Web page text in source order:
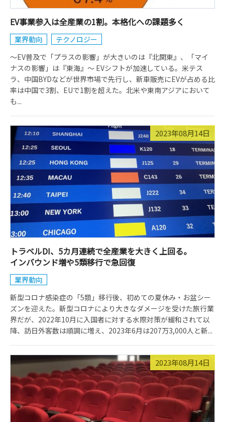
EV事業参入は全産業の1割。本格化への課題多く
業界動向
テクノロジー
～EV普及で「プラスの影響」が大きいのは『北関東』、「マイ
ナスの影響」は『東海』～ EVシフトが加速している。米テス
ラ、中国BYDなどが世界市場で先行し、新車販売にEVが占める比
率は中国で3割、EUで1割を超えた。北米や東南アジアにおいて
も...
2023年08月14日
トラベルDI、5カ月連続で全産業を大きく上回る。
インバウンド増や5類移行で急回復
業界動向
新型コロナ感染症の「5類」移行後、初めての夏休み・お盆シー
ズンを迎えた。新型コロナにより大きなダメージを受けた旅行業
界だが、2022年10月に入国者に対する水際対策が緩和されて以
降、訪日外客数は順調に増え、2023年6月は207万3,000人と新...
2023年08月14日